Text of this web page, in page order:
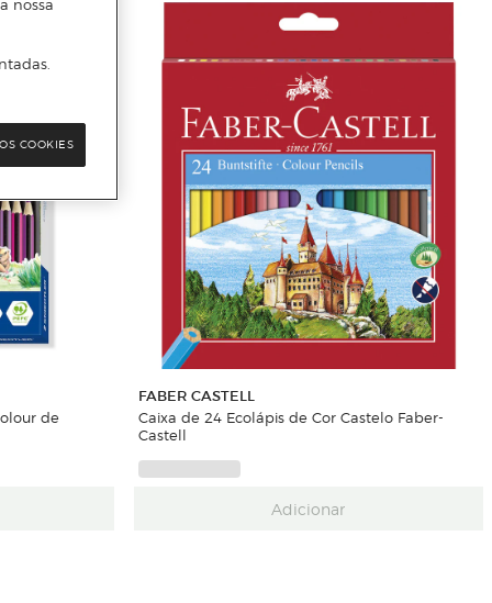
de
FABER CASTELL
Caixa de 24 Ecolápis de Cor Castelo Faber-
Castell
Adicionar
nossa
COOKIES